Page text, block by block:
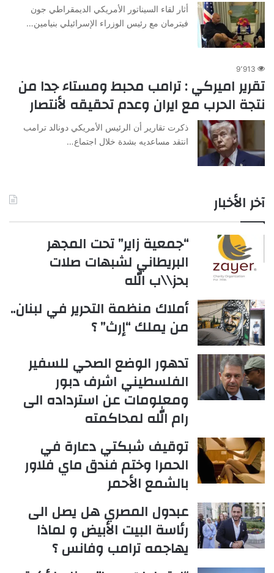
أثار لقاء السيناتور الأمريكي الديمقراطي جون
فيترمان مع رئيس الوزراء الإسرائيلي بنيامين…
9٬913
تقرير اميركي : ترامب محبط ومستاء جدا من
نتجة الحرب مع ايران وعدم تحقيقه لأنتصار
ذكرت تقارير أن الرئيس الأمريكي دونالد ترامب
انتقد مساعديه بشدة خلال اجتماع…
آخر الأخبار
“جمعية زاير” تحت المجهر
البريطاني لشبهات صلات
بحز\\ب الله
أملاك منظمة التحرير في لبنان..
من يملك “إرث” ؟
تدهور الوضع الصحي للسفير
الفلسطيني اشرف دبور
ومعلومات عن استرداده الى
رام الله لمحاكمته
توقيف شبكتي دعارة في
الحمرا وختم فندق ماي فلاور
بالشمع الأحمر
عبدول المصري هل يصل الى
رئاسة البيت الأبيض و لماذا
يهاجمه ترامب وفانس ؟